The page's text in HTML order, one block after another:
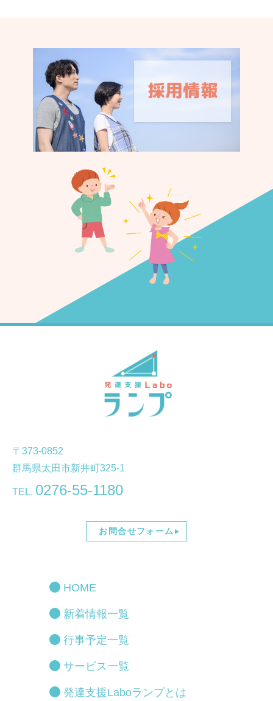
〒373-0852
群馬県太田市新井町325-1
TEL. 0276-55-1180
お問合せフォーム
HOME
新着情報一覧
行事予定一覧
サービス一覧
発達支援Laboランプとは